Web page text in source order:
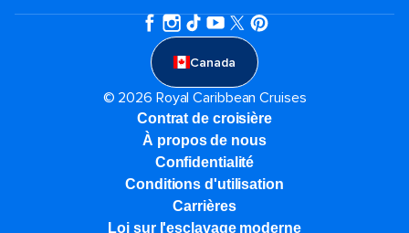
Canada
© 2026 Royal Caribbean Cruises
Contrat de croisière
À propos de nous
Confidentialité
Conditions d'utilisation
Carrières
Loi sur l'esclavage moderne